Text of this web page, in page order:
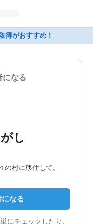
得がおすすめ！
になる
し
村に移住して。
なる
にチェックしたり、